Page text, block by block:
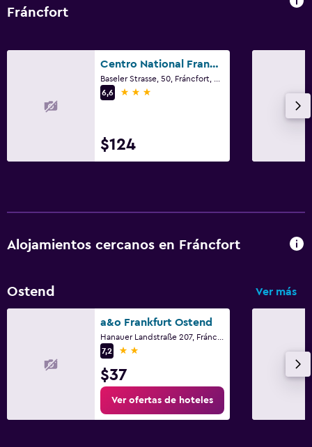
Fráncfort
Centro National Frankfurt, Trademark Collection by Wyndham
6,6
3 estrellas
$124
Alojamientos cercanos en Fráncfort
Ostend Ver más
a&o Frankfurt Ostend
7,2
2 estrellas
$37
Ver ofertas de hoteles